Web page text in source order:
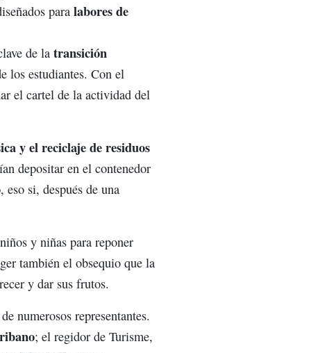
para labores de
de la transición
los estudiantes. Con el
el cartel de la actividad del
y el reciclaje de residuos
depositar en el contenedor
eso si, después de una
y niñas para reponer
también el obsequio que la
y dar sus frutos.
numerosos representantes.
; el regidor de Turisme,